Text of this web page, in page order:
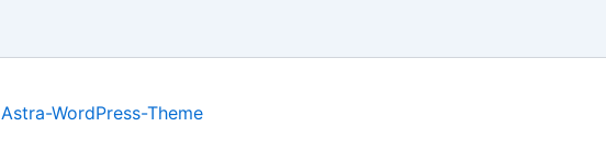
Astra-WordPress-Theme